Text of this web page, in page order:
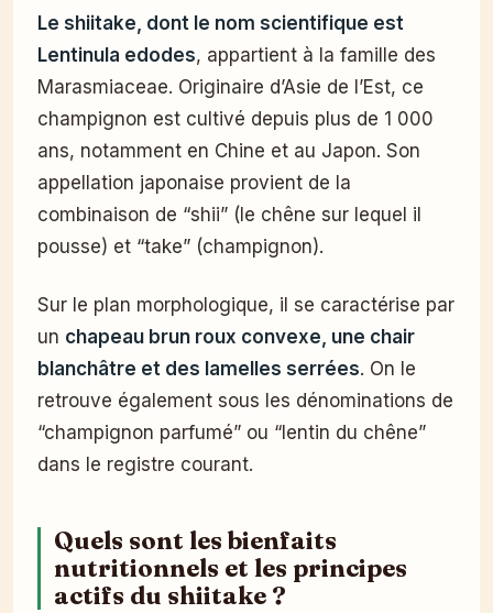
Le shiitake, dont le nom scientifique est
Lentinula edodes, appartient à la famille des
Marasmiaceae. Originaire d’Asie de l’Est, ce
champignon est cultivé depuis plus de 1 000
ans, notamment en Chine et au Japon. Son
appellation japonaise provient de la
combinaison de “shii” (le chêne sur lequel il
pousse) et “take” (champignon).
Sur le plan morphologique, il se caractérise par
un chapeau brun roux convexe, une chair
blanchâtre et des lamelles serrées. On le
retrouve également sous les dénominations de
“champignon parfumé” ou “lentin du chêne”
dans le registre courant.
Quels sont les bienfaits
nutritionnels et les principes
actifs du shiitake ?